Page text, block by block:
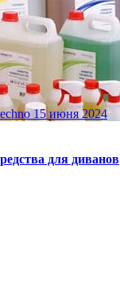
15 июня 2024
для диванов